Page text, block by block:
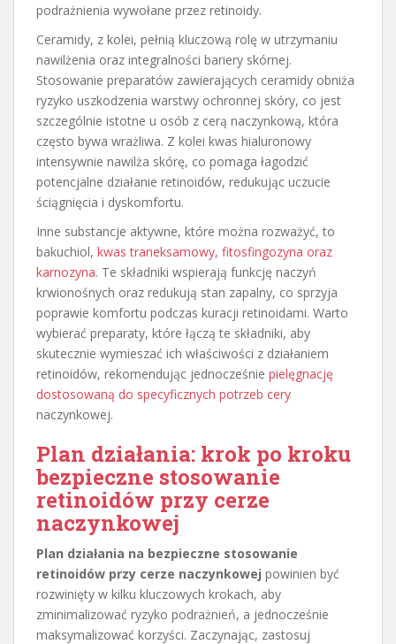
podrażnienia wywołane przez retinoidy.
Ceramidy, z kolei, pełnią kluczową rolę w utrzymaniu
nawilżenia oraz integralności bariery skórnej.
Stosowanie preparatów zawierających ceramidy obniża
ryzyko uszkodzenia warstwy ochronnej skóry, co jest
szczególnie istotne u osób z cerą naczynkową, która
często bywa wrażliwa. Z kolei kwas hialuronowy
intensywnie nawilża skórę, co pomaga łagodzić
potencjalne działanie retinoidów, redukując uczucie
ściągnięcia i dyskomfortu.
Inne substancje aktywne, które można rozważyć, to
bakuchiol, kwas traneksamowy, fitosfingozyna oraz
karnozyna. Te składniki wspierają funkcję naczyń
krwionośnych oraz redukują stan zapalny, co sprzyja
poprawie komfortu podczas kuracji retinoidami. Warto
wybierać preparaty, które łączą te składniki, aby
skutecznie wymieszać ich właściwości z działaniem
retinoidów, rekomendując jednocześnie pielęgnację
dostosowaną do specyficznych potrzeb cery
naczynkowej.
Plan działania: krok po kroku
bezpieczne stosowanie
retinoidów przy cerze
naczynkowej
Plan działania na bezpieczne stosowanie
retinoidów przy cerze naczynkowej powinien być
rozwinięty w kilku kluczowych krokach, aby
zminimalizować ryzyko podrażnień, a jednocześnie
maksymalizować korzyści. Zaczynając, zastosuj